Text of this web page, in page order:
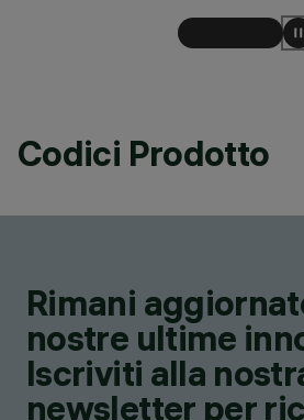
Codici Prodotto
Rimani
nostre ultime
Iscriviti alla
newsletter per